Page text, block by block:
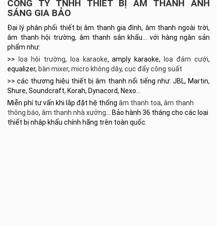
CÔNG TY TNHH THIẾT BỊ ÂM THANH ÁNH
SÁNG GIA BẢO
Đại lý phân phối thiết bị âm thanh gia đình, âm thanh ngoài trời,
âm thanh hội trường, âm thanh sân khấu… với hàng ngàn sản
phẩm như:
>>
loa hội trường, loa karaoke, amply karaoke, loa đám cưới,
equalizer, bàn mixer, micro không dây, cục đẩy công suất
>> các thương hiệu thiết bị âm thanh nổi tiếng như: JBL, Martin,
Shure, Soundcraft, Korah, Dynacord, Nexo…
Miễn phí tư vấn khi lắp đặt hệ thống âm thanh toa, âm thanh
thông báo, âm thanh nhà xưởng … Bảo hành 36 tháng cho các loại
thiết bị nhập khẩu chính hãng trên toàn quốc.